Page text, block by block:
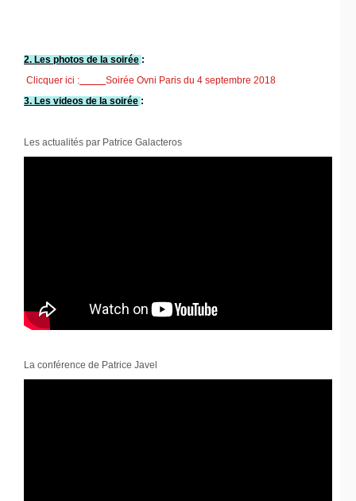
2. Les photos de la soirée :
Clicquer ici : Soirée Ovni Paris du 4 septembre 2018
3. Les videos de la soirée :
Les actualités par Patrice Galacteros
La conférence de Patrice Javel